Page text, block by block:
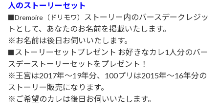
人のストーリーセット
■Dremoire（ドリモワ）
ストーリー内のバースデークレジッ
トとして、あなたのお名前を掲載いたします。
※お名前は後日お伺いいたします。
■ストーリーセットプレゼント お好きなカレ1人分のバー
スデーストーリーセットをプレゼント！
※王宮は2017年～19年分、100プリは2015年～16年分の
ストーリー販売になります。
※ご希望のカレは後日お伺いいたします。